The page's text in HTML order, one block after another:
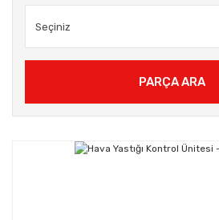
PARÇA ARA